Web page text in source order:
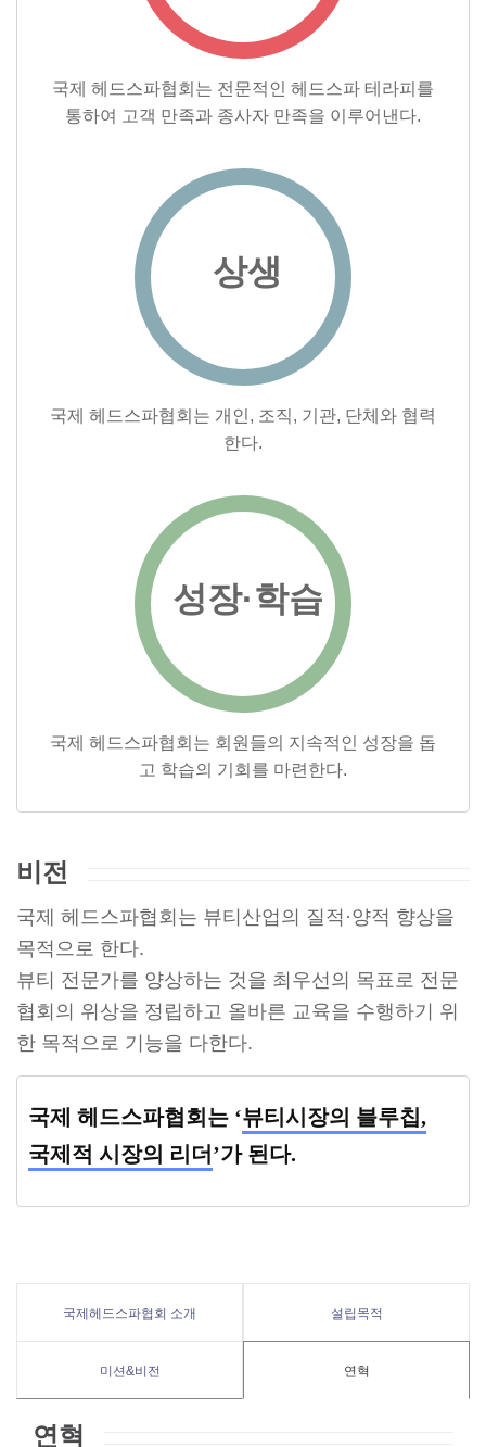
국제 헤드스파협회는 전문적인 헤드스파 테라피를
통하여 고객 만족과 종사자 만족을 이루어낸다.
상생
국제 헤드스파협회는 개인, 조직, 기관, 단체와 협력
한다.
성장·학습
국제 헤드스파협회는 회원들의 지속적인 성장을 돕
고 학습의 기회를 마련한다.
비전
국제 헤드스파협회는 뷰티산업의 질적·양적 향상을
목적으로 한다.
뷰티 전문가를 양상하는 것을 최우선의 목표로 전문
협회의 위상을 정립하고 올바른 교육을 수행하기 위
한 목적으로 기능을 다한다.
국제 헤드스파협회는 ‘뷰티시장의 블루칩,
국제적 시장의 리더 ’가 된다.
국제헤드스파협회 소개 설립목적
미션&비전 연혁
연혁